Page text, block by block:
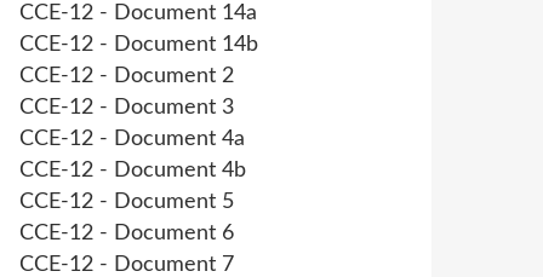
CCE-12 - Document 14a
CCE-12 - Document 14b
CCE-12 - Document 2
CCE-12 - Document 3
CCE-12 - Document 4a
CCE-12 - Document 4b
CCE-12 - Document 5
CCE-12 - Document 6
CCE-12 - Document 7